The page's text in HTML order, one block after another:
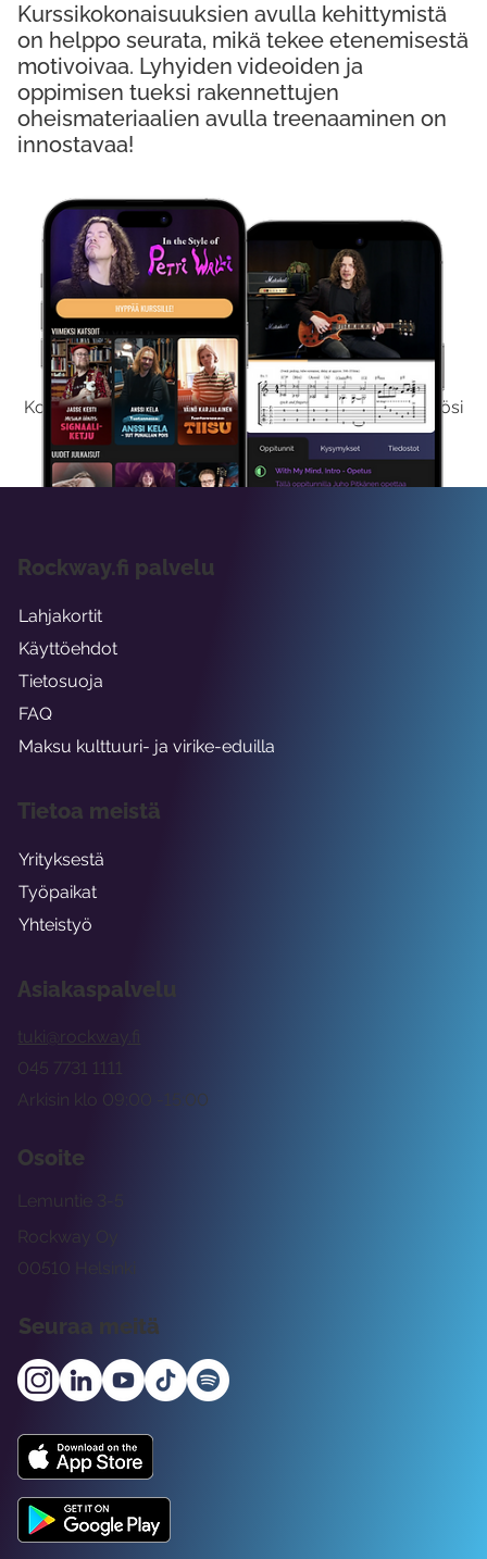
Kokeile Ilmaiseksi
Kokeilemalla ilmaiseksi saat koko sisältömme käyttöösi
viikon ajaksi.
Kurssikokonaisuuksien avulla kehittymistä
on helppo seurata, mikä tekee etenemisestä
motivoivaa. Lyhyiden videoiden ja
oppimisen tueksi rakennettujen
oheismateriaalien avulla treenaaminen on
innostavaa!
Asiakaspalvelu
tuki@rockway.fi
Arkisin klo 09:00 -15:00
045 7731 1111
Osoite
Rockway Oy
Lemuntie 3-5
00510 Helsinki
Seuraa meitä
Rockway.fi palvelu
Lahjakortit
Käyttöehdot
Tietosuoja
FAQ
Maksu kulttuuri- ja virike-eduilla
Tietoa meistä
Yrityksestä
Työpaikat
Yhteistyö